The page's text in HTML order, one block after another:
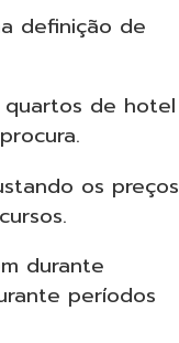
definição de
quartos de hotel
os preços
durante
períodos